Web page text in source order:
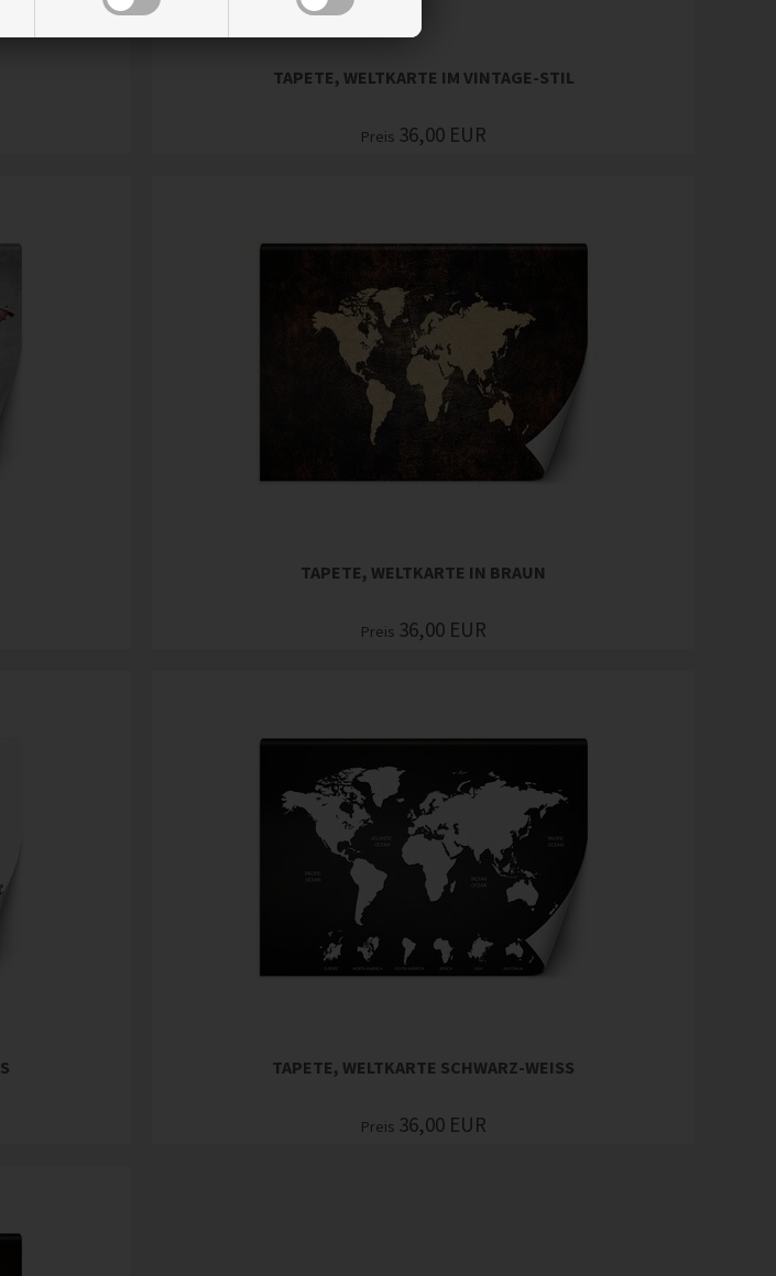
TAPETE, WELTKARTE IM VINTAGE-STIL
Preis 36,00 EUR
TAPETE, WELTKARTE IN BRAUN
Preis 36,00 EUR
TAPETE, WELTKARTE SCHWARZ-WEISS
Preis 36,00 EUR